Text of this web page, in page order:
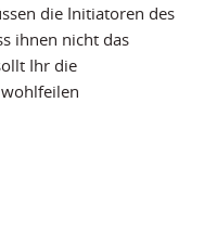
die Initiatoren des
ihnen nicht das
Ihr die